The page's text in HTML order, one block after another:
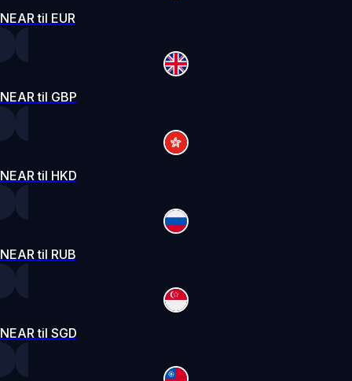
NEAR til EUR
NEAR til GBP
NEAR til HKD
NEAR til RUB
NEAR til SGD